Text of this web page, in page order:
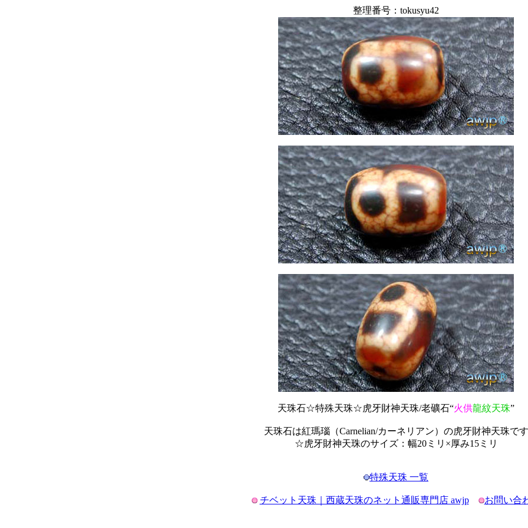
整理番号：tokusyu42
天珠石☆特殊天珠☆虎牙財神天珠/老礦石“火供龍紋天珠”
天珠石は紅瑪瑙（Carnelian/カーネリアン）の虎牙財神天珠です
☆虎牙財神天珠のサイズ：幅20ミリ×厚み15ミリ
特殊天珠 一覧
チベット天珠｜西蔵天珠のネット通販専門店 awjp お問い合